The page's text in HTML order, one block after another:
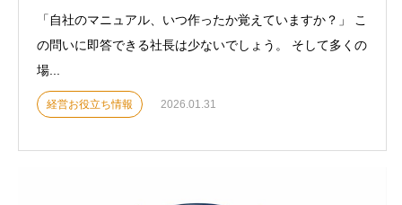
「自社のマニュアル、いつ作ったか覚えていますか？」 こ
の問いに即答できる社長は少ないでしょう。 そして多くの
場...
経営お役立ち情報 2026.01.31